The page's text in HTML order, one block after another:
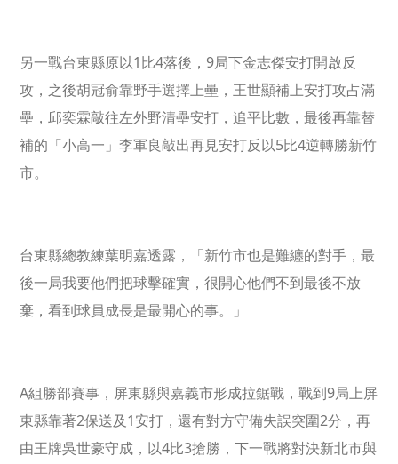
另一戰台東縣原以1 比4落後，9局下金志傑安打開啟反
攻 ，之後胡冠俞靠野手選擇上壘，王世顯補上安打攻占滿
壘，邱奕霖敲往左外野清壘安打，追平比數，最後再靠替
補的「小高一」李軍良敲出再見安打反以5比4逆轉勝新竹
市。
台東縣總教練葉明嘉透露，「新竹市也是難纏的對手，最
後一局我要他們把球擊確實，很開心他們不到最後不放
棄，看到球員成長是最開心的事。」
A組勝部賽事，屏東縣與嘉義市形成拉鋸戰，戰到9局上屏
東縣靠著2保送及 1安打，還有對方守備失誤突圍 2分，再
由王牌吳世豪守成，以4比3搶勝，下一戰將對決新北市與